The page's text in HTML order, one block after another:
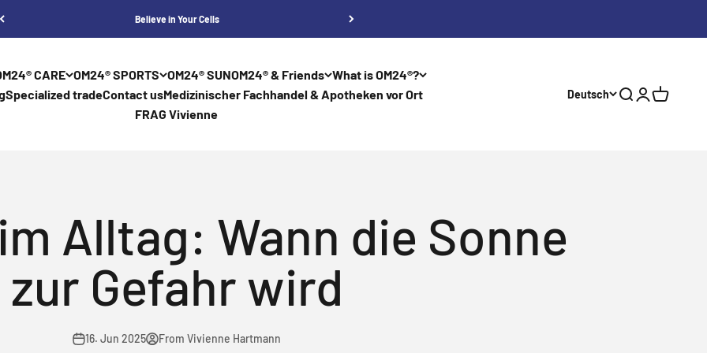
Believe in Your Cells
CARE OM24® SPORTS OM24® SUNOM24® & Friends What is OM24®?
Specialized tradeContact usMedizinischer Fachhandel & Apotheken vor Ort
FRAG Vivienne
Deutsch Search
Log inShopping
Alltag: Wann die Sonne
zur Gefahr wird
16. Jun 2025 From Vivienne Hartmann